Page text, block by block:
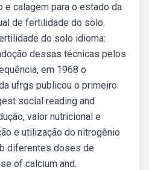
e calagem para o estado da
de fertilidade do solo.
do solo idioma:
dessas técnicas pelos
em 1968 o
ufrgs publicou o primeiro.
social reading and
valor nutricional e
e utilização do nitrogênio
diferentes doses de
of calcium and.